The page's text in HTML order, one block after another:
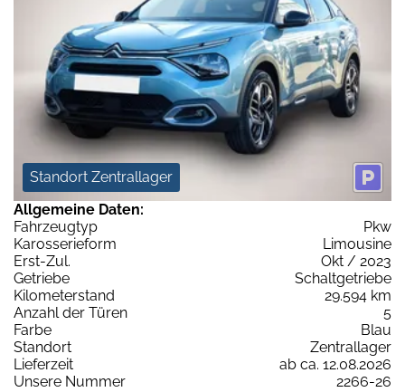
Standort Zentrallager
Allgemeine Daten:
Fahrzeugtyp
Pkw
Karosserieform
Limousine
Erst-Zul.
Okt / 2023
Getriebe
Schaltgetriebe
Kilometerstand
29.594 km
Anzahl der Türen
5
Farbe
Blau
Standort
Zentrallager
Lieferzeit
ab ca. 12.08.2026
Unsere Nummer
2266-26